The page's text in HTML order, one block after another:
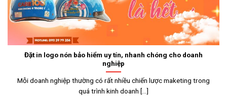
Đặt in logo nón bảo hiểm uy tín, nhanh chóng cho doanh
nghiệp
Mỗi doanh nghiệp thường có rất nhiều chiến lược maketing trong
quá trình kinh doanh [...]